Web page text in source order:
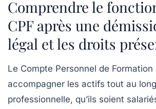
Comprendre le
CPF après une
légal et les droits
Le Compte Personnel de
accompagner les actifs tout au
professionnelle, qu’ils soient